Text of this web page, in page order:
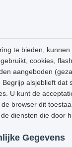
te bieden,
cookies,
aangeboden
alsjeblieft
U kunt de
browser dit
diensten die door
Gegevens